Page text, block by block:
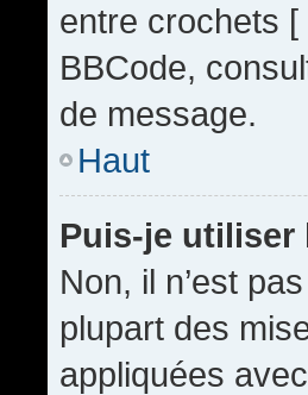
entre crochets [
BBCode,
de message.
Haut
Puis-je utiliser
Non, il n’est
plupart des
appliquées